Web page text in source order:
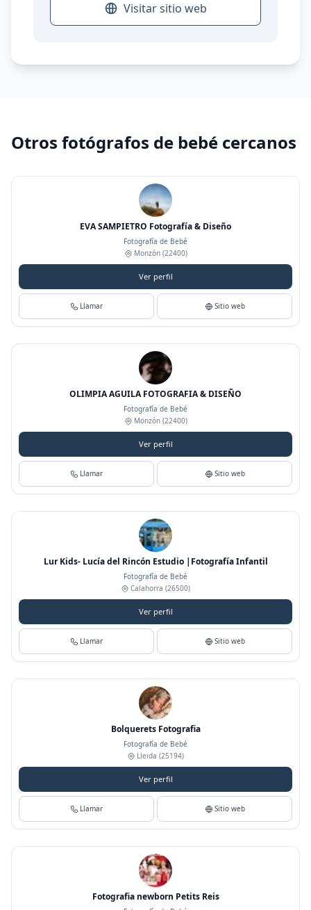
Visitar sitio web
Otros fotógrafos de bebé cercanos
EVA SAMPIETRO Fotografía & Diseño
Fotografía de Bebé
Monzón(22400)
Ver perfil
Llamar Sitio web
OLIMPIA AGUILA FOTOGRAFIA & DISEÑO
Fotografía de Bebé
Monzón(22400)
Ver perfil
Llamar Sitio web
Lur Kids- Lucía del Rincón Estudio |Fotografía Infantil
Fotografía de Bebé
Calahorra (26500)
Ver perfil
Llamar Sitio web
Bolquerets Fotografia
Fotografía de Bebé
Lleida (25194)
Ver perfil
Llamar Sitio web
Fotografia newborn Petits Reis